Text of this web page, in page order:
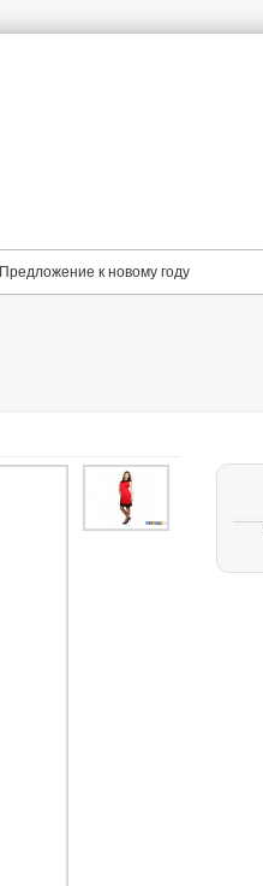
Предложение к новому году